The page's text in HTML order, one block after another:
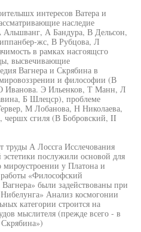
интересов Ватера и
наследие
Альшванг, А Бандура, В Дельсон,
жс, В Рубцова, Л
в рамках насгоящсго
высвечивающие
Вагнера и Скрябина в
и философии (В
Иванова. Э Ильенков, Т Манн, Л
Б Шлецср), проблеме
М Лобанова, Н Николаева,
сгиля (В Бобровский, II
труды А Лоссга Исслечования
послужили основой для
у Платона и
«Философский
были задействованы при
Анализ космогонии
категории строится на
мыслителя (прежде всего - в